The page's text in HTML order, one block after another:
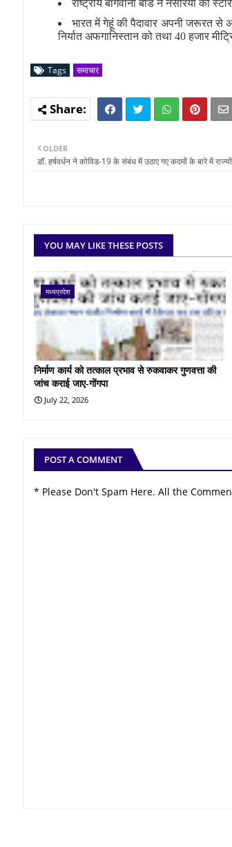
राष्ट्रीय बागवानी बोर्ड ने नर्सरियों की
भारत में गेहूं की पैदावार अपनी जरूरत से
निर्यात अफगानिस्तान को तथा 40 हजार
Tags समाचार
OLDER
डॉ. हर्षवर्धन ने कोविड-19 के संबंध में उठाए गए कदमों के बारे में
YOU MAY LIKE THESE POSTS
मध्यप्रदेश
निर्माण कार्य को तत्काल प्रभाव से रुकवाकर गुणवत्ता की
जांच कराई जाए-गोंगपा
July 22, 2026
POST A COMMENT
* Please Don't Spam Here. All the